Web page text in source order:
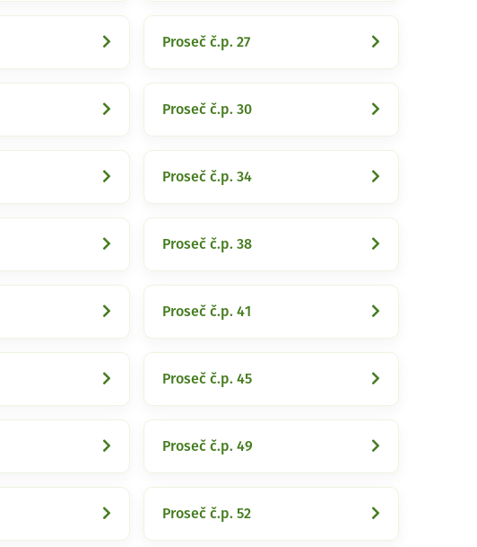
Proseč č.p. 27
Proseč č.p. 30
Proseč č.p. 34
Proseč č.p. 38
Proseč č.p. 41
Proseč č.p. 45
Proseč č.p. 49
Proseč č.p. 52